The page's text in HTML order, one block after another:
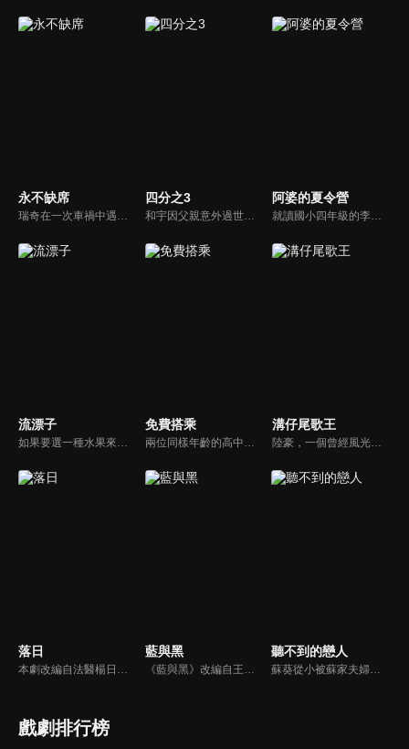
永不缺席
瑞奇在一次車禍中遇到汪芳與李柏文好心輸血，三人因輸血而相識，相知，進而相惜，並定下13日條約，三人於每月的13日約定相見，永不缺席。
四分之3
和宇因父親意外過世而回到家鄉，面臨被迫接手的賣菜車生意，以及因跛腳而過度保護他的母親，頓時讓和宇的世界瞬間崩塌，陷入絕望。就在此時，和宇遇見駐村藝術家玟萱，第一個不把自己跛腳當回事的女孩，還約跛腳的自己去騎單車，她在和宇混亂的世界裡，開了一扇窗，並協助他重新理解所謂的家庭。
阿婆的夏令營
就讀國小四年級的李軒，對快到的暑假有很多美好想法，沒想到放暑假前一天，爸爸被派到外地、媽媽出差，爸爸只好半哄半騙帶李軒回花蓮老家。因為跟阿婆非常不熟，再加上阿婆家都是他討厭的藥草味，又沒有電動和網路，又一直逼他做家事、吃青菜，於是李軒一心想要逃離阿婆家、逃離這個變成惡夢的暑假！
流漂子
如果要選一種水果來代表，你的青春滋味會是什麼？對永康街知名冰店的老闆小羅而言，也許青春的滋味就是芒果吧！《流漂子》以小羅的成長經歷為題材，讓觀眾看見一個出生於民國50年代的青年，如何揮灑年輕的熱情與愛情，找出自己所行的道路，並同時映照近三十年來台灣社會的演變。
免費搭乘
兩位同樣年齡的高中生，因為一張眷屬乘車證而有了交集；周瑞明為何冒名使用著別人的眷屬乘車證？那個叫呂理成的高中生，又為何會弄掉了他的眷屬乘車證呢？時間悠悠晃晃過了三十多年，所有的故事也將被一一揭開…
溝仔尾歌王
陸豪，一個曾經風光但現在落魄返鄉的失意歌王，不得志的抑鬱及妻子的離開讓他成了酒鬼，但內心仍是個極為疼愛子女的父親。他的女兒紅紅因為害怕再失去親人，努力維繫著家庭；兒子陸江江厭惡父親讓自己在眾人面前抬不起頭，卻又無法完全割捨親情。
落日
本劇改編自法醫楊日松先生一生所遭遇的真實案件。敘述終身奉獻台灣法醫志業、不求名利但求正義的法醫楊百川(劇中名)，及其從事於第一線法網工作的摯友、長官及學生，所共同面臨的刑事案件挑戰，是一部題材特殊且富社會意義的傳記式警匪推理劇集。
藍與黑
《藍與黑》改編自王藍所著的同名長篇小說（1958年發行，該書被譽為四大抗戰小說之一），故事發生在民國26年對日抗戰爆發到39年國民政府遷台期間，場景則橫跨天津、北平、重慶、上海到台灣，描述孤女唐琪、千金大小姐鄭美莊與孤兒張醒亞「兩女一男」之間，一段見證大時代的烽火戀。
聽不到的戀人
蘇葵從小被蘇家夫婦收養 失去家人的蘇葵對自己一無所知。她問母親，為什麼我的聲音不見了？母親則用夢幻的美人魚童話來安慰蘇葵，並且在將來的某一天，王子會來付出他的真愛，美妙的聲音就會回到蘇葵身邊了…
戲劇排行榜